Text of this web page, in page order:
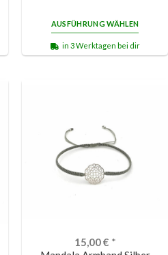
AUSFÜHRUNG WÄHLEN
in 3 Werktagen bei dir
15,00€ *